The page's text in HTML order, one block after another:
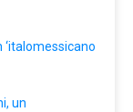
‘italomessicano
un